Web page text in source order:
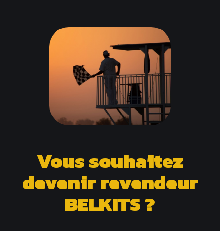
Vous souhaitez
devenir revendeur
BELKITS ?